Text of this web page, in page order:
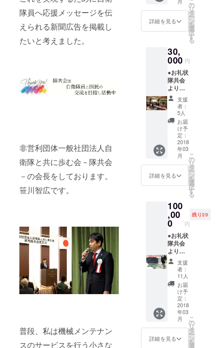
隊員へ応援メッセージを伝
えられる新聞広告を掲載し
たいと考えました。
非営利団体一般社団法人自
衛隊と共に歩む会－隊共会
－の会長をしております。
笹川智広です。
普段、私は機械メンテナン
スのサービスを行う小さな
細は、
本文最
後をご
真は試
作品と
なりま
す。オ
リジナ
ル迷彩
柄の折
り紙を
お送り
しま
す。 ●
自衛隊
各イベ
ント情
報の提
隊各駐
屯地や
れるイ
ベント
情報を
メール
にて提
供いた
しま
す。 ●
特設サ
イトに
お名前
を掲載
隊共会
ホーム
ページ
にて支
として
た小南
博資さ
んが監
自のオ
リジナ
ル折り
紙をプ
レゼン
ト。た
だし、
制作難
易度は
超ハイ
レベル
です。
お覚悟
を！ 詳
細は、
本文最
後をご
真は試
作品と
なりま
す。オ
リジナ
ル迷彩
柄の折
り紙を
お送り
しま
す。 ●
自衛隊
各イベ
ント情
報の提
供 自衛
隊各駐
屯地や
さい。
●10式戦
車、Ｆ
２戦闘
機、護
ずも
オリジ
ナル折
り紙と
折り方
図解集
元自衛
官で
数々の
折り紙
国際大
会で金
賞を受
賞され
た小南
博資さ
んが監
自のオ
リジナ
ル折り
紙をプ
レゼン
ト。た
だし、
制作難
易度は
超ハイ
レベル
です。
お覚悟
を！ 詳
細は、
本文最
後をご
確認く
詳細を見る
の
リ
タ
ー
ン
を
選
択
す
る
30,
000 円
●お礼状
隊共会
よりお
礼状を
お送り
しま
す。 詳
細は本
文最後
をご確
認くだ
さい。
●10式戦
車、Ｆ
２戦闘
機、護
ずも
オリジ
ナル折
り紙 元
自衛官
で数々
の折り
紙国際
大会で
金賞を
受賞さ
れた小
南博資
さんが
監修さ
れた
陸・
海・空
自のオ
支援
者：
5人
お届
け予
定：
2018
年03
月
詳細を見る
こ
の
リ
タ
ー
ン
を
選
択
す
る
100
,00
0 円
残り20
●お礼状
隊共会
よりお
礼状を
お送り
しま
す。 詳
細は本
文最後
をご確
認くだ
さい。
●10式戦
車、Ｆ
２戦闘
支援
者：
11人
お届
け予
定：
2018
年03
月
詳細を見る
こ
の
リ
タ
ー
ン
を
選